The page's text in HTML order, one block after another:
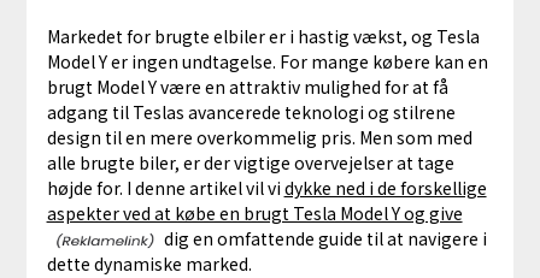
Markedet for brugte elbiler er i hastig vækst, og Tesla
Model Y er ingen undtagelse. For mange købere kan en
brugt Model Y være en attraktiv mulighed for at få
adgang til Teslas avancerede teknologi og stilrene
design til en mere overkommelig pris. Men som med
alle brugte biler, er der vigtige overvejelser at tage
højde for. I denne artikel vil vi dykke ned i de forskellige
aspekter ved at købe en brugt Tesla Model Y og give
dig en omfattende guide til at navigere i
dette dynamiske marked.